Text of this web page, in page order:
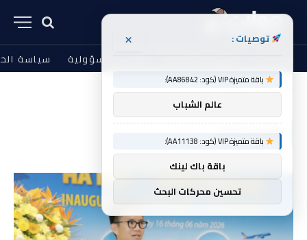
من نحن الشروط والأحكام إخلاء المسؤولية سياسة
الرئيسية » وأمستردام
وأمستردام
توصيات : ×
باقة متميزة VIP (كود: AA86842):
عالم الشباب
باقة متميزة VIP (كود: AA11138):
باقة باك لينك
تحسين محركات البحث